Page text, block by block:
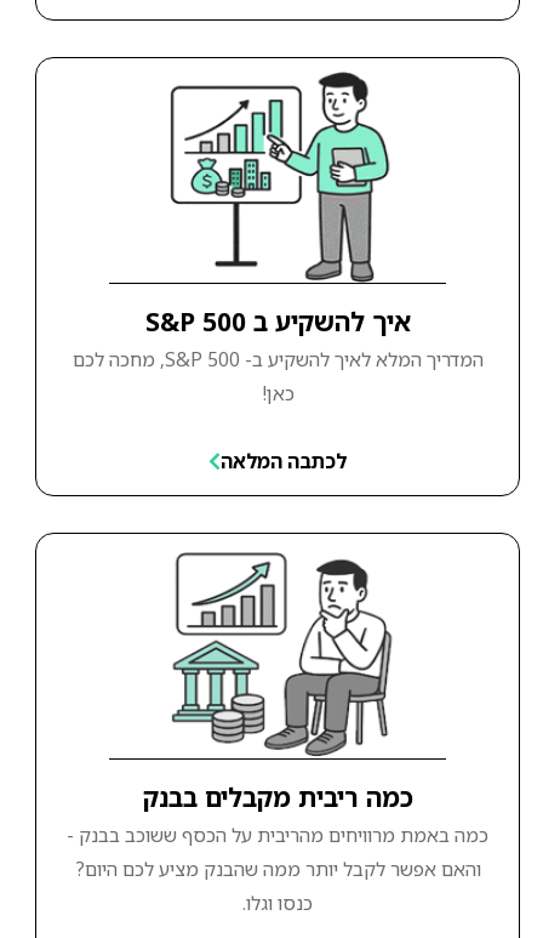
איך להשקיע ב S&P 500
המדריך המלא לאיך להשקיע ב- S&P 500, מחכה לכם
כאן!
לכתבה המלאה
כמה ריבית מקבלים בבנק
כמה באמת מרוויחים מהריבית על הכסף ששוכב בבנק -
והאם אפשר לקבל יותר ממה שהבנק מציע לכם היום?
כנסו וגלו.